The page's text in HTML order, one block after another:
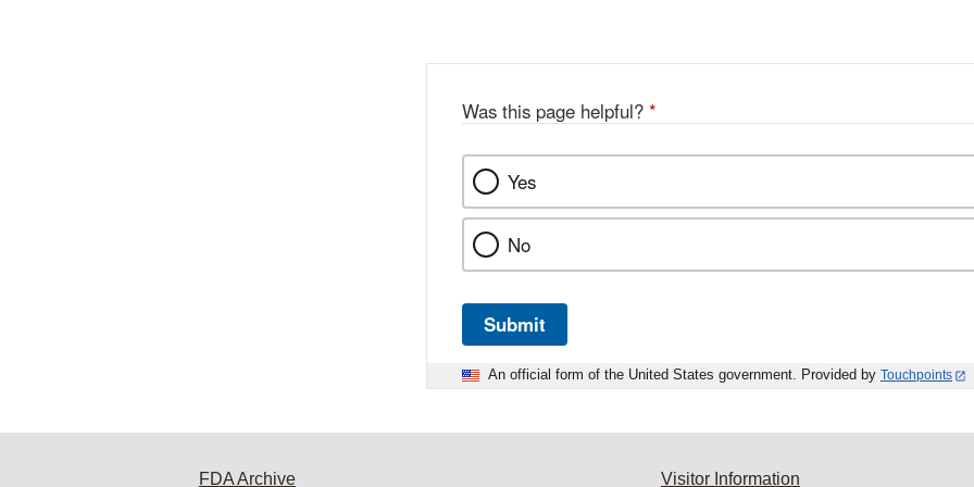
Was this page helpful? *
Yes
No
Submit
An official form of the United States government. Provided by Touchpoints
FDA Archive Visitor Information